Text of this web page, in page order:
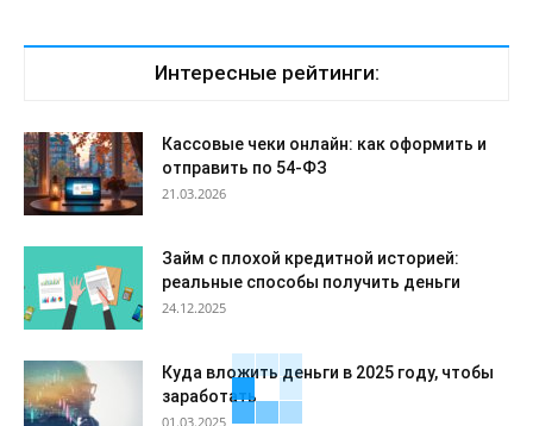
Интересные рейтинги:
Кассовые чеки онлайн: как оформить и
отправить по 54-ФЗ
21.03.2026
Займ с плохой кредитной историей:
реальные способы получить деньги
24.12.2025
Куда вложить деньги в 2025 году, чтобы
заработать
01.03.2025